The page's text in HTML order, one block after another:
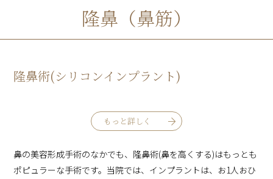
隆鼻（鼻筋）
隆鼻術(シリコンインプラント)
もっと詳しく
鼻の美容形成手術のなかでも、隆鼻術(鼻を高くする)はもっとも
ポピュラーな手術です。当院では、インプラントは、お1人おひ